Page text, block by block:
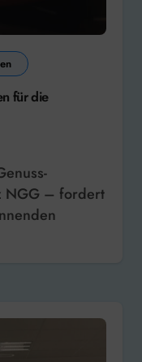
für die
NGG – fordert